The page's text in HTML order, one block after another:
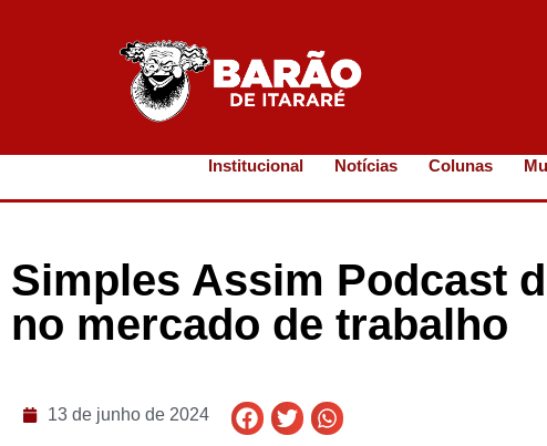
Institucional Notícias Colunas
Simples Assim Podcast
no mercado de trabalho
13 de junho de 2024